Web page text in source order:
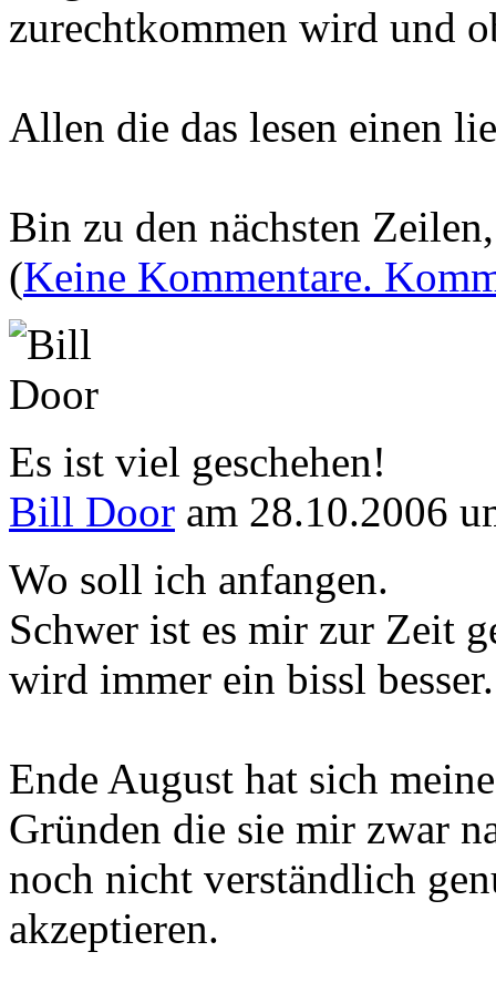
zurechtkommen wird und
Allen die das lesen einen
Bin zu den nächsten
(Keine Kommentare.
Es ist viel geschehen!
Bill Door am 28.10.2006
Wo soll ich anfangen.
Schwer ist es mir zur Zeit
wird immer ein bissl besser.
Ende August hat sich
Gründen die sie mir zwar
noch nicht verständlich
akzeptieren.